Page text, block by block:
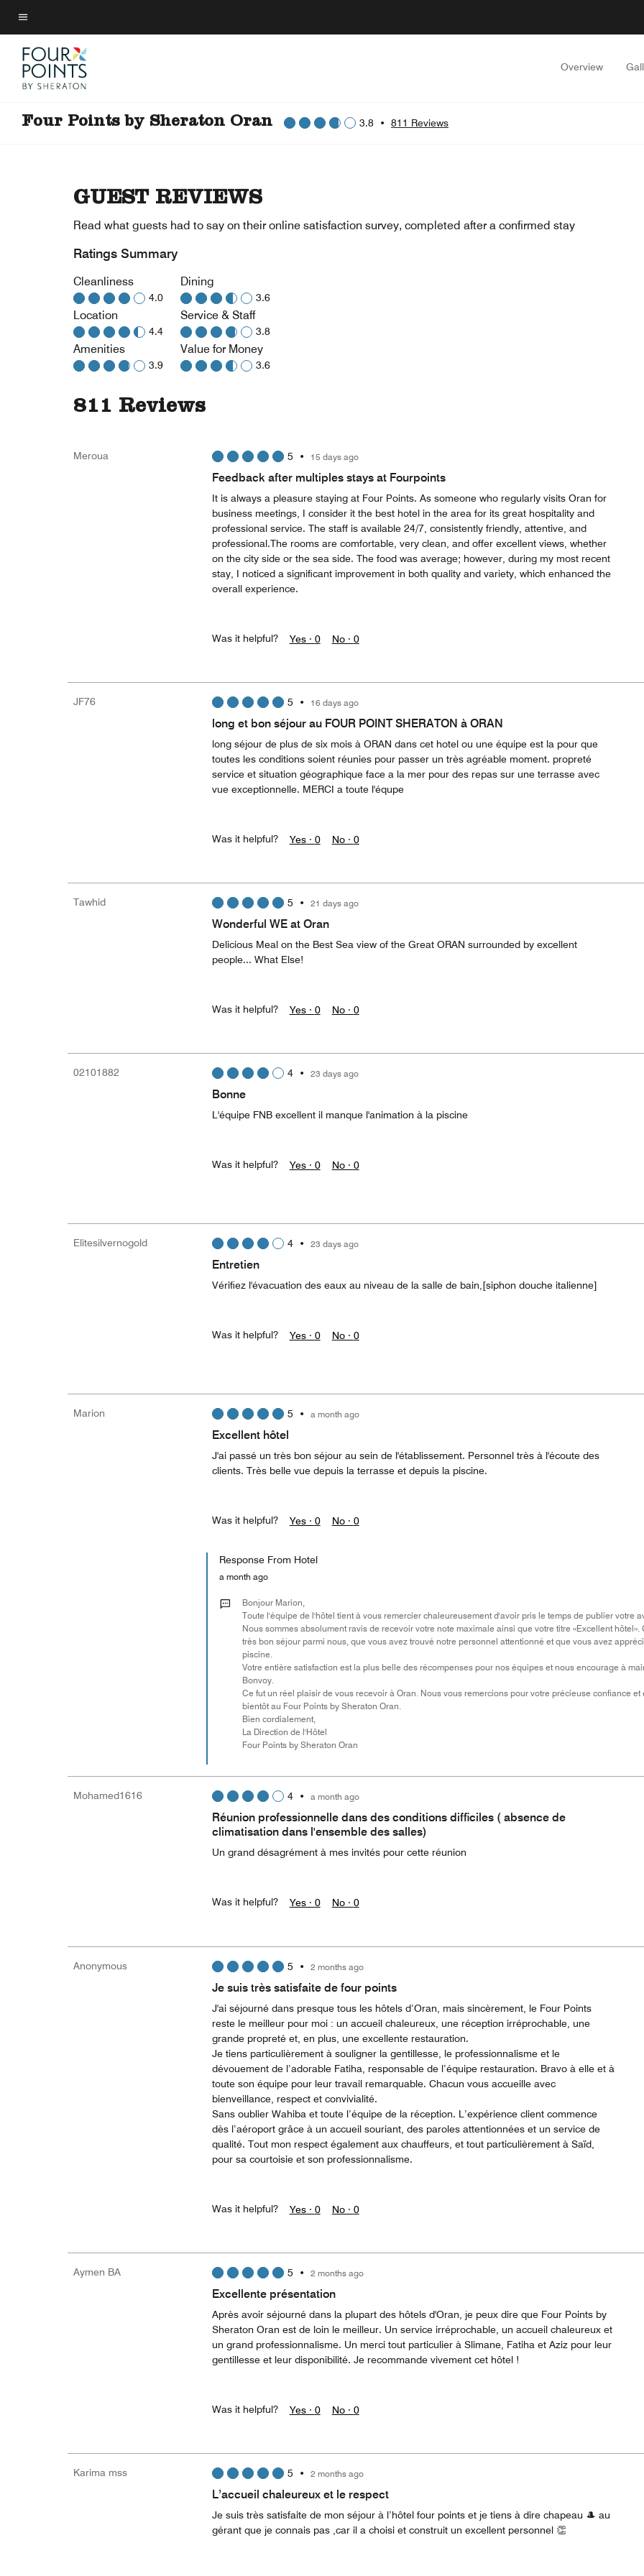
Skip
to
main
content
Menu text
Overview
Four Points by Sheraton Oran 3.8 • 811 Reviews
GUEST REVIEWS
Read what guests had to say on their online satisfaction survey, completed after a confirmed stay
Ratings Summary
Cleanliness
4.0
Location
4.4
Amenities
3.9
Dining
3.6
Service & Staff
3.8
Value for Money
3.6
811 Reviews
Meroua 5 • 15 days ago
Feedback after multiples stays at Fourpoints
It is always a pleasure staying at Four Points. As someone who regularly visits Oran for
business meetings, I consider it the best hotel in the area for its great hospitality and
professional service. The staff is available 24/7, consistently friendly, attentive, and
professional.The rooms are comfortable, very clean, and offer excellent views, whether
on the city side or the sea side. The food was average; however, during my most recent
stay, I noticed a significant improvement in both quality and variety, which enhanced the
overall experience.
Was it helpful? Yes · 0 No · 0
JF76 5 • 16 days ago
long et bon séjour au FOUR POINT SHERATON à ORAN
long séjour de plus de six mois à ORAN dans cet hotel ou une équipe est la pour que
toutes les conditions soient réunies pour passer un très agréable moment. propreté
service et situation géographique face a la mer pour des repas sur une terrasse avec
vue exceptionnelle. MERCI a toute l'équpe
Was it helpful? Yes · 0 No · 0
Tawhid 5 • 21 days ago
Wonderful WE at Oran
Delicious Meal on the Best Sea view of the Great ORAN surrounded by excellent
people... What Else!
Was it helpful? Yes · 0 No · 0
02101882 4• 23 days ago
Bonne
L'équipe FNB excellent il manque l'animation à la piscine
Was it helpful? Yes · 0 No · 0
Elitesilvernogold 4• 23 days ago
Entretien
Vérifiez l'évacuation des eaux au niveau de la salle de bain,[siphon douche italienne]
Was it helpful? Yes · 0 No · 0
Marion 5 • a month ago
Excellent hôtel
J'ai passé un très bon séjour au sein de l'établissement. Personnel très à l'écoute des
clients. Très belle vue depuis la terrasse et depuis la piscine.
Was it helpful? Yes · 0 No · 0
Response From Hotel
a month ago
Bonjour Marion,
Toute l'équipe de l'hôtel tient à vous remercier chaleureusement d'avoir pris le temps de publier votre
Nous sommes absolument ravis de recevoir votre note maximale ainsi que votre titre «Excellent
très bon séjour parmi nous, que vous avez trouvé notre personnel attentionné et que vous avez
piscine.
Votre entière satisfaction est la plus belle des récompenses pour nos équipes et nous encourage à
Bonvoy.
Ce fut un réel plaisir de vous recevoir à Oran. Nous vous remercions pour votre précieuse confiance
bientôt au Four Points by Sheraton Oran.
Bien cordialement,
La Direction de l'Hôtel
Four Points by Sheraton Oran
Mohamed1616 4• a month ago
Réunion professionnelle dans des conditions difficiles ( absence de
climatisation dans l'ensemble des salles)
Un grand désagrément à mes invités pour cette réunion
Was it helpful? Yes · 0 No · 0
Anonymous 5 • 2 months ago
Je suis très satisfaite de four points
J'ai séjourné dans presque tous les hôtels d’Oran, mais sincèrement, le Four Points
reste le meilleur pour moi : un accueil chaleureux, une réception irréprochable, une
grande propreté et, en plus, une excellente restauration.
Je tiens particulièrement à souligner la gentillesse, le professionnalisme et le
dévouement de l’adorable Fatiha, responsable de l’équipe restauration. Bravo à elle et à
toute son équipe pour leur travail remarquable. Chacun vous accueille avec
bienveillance, respect et convivialité.
Sans oublier Wahiba et toute l’équipe de la réception. L’expérience client commence
dès l’aéroport grâce à un accueil souriant, des paroles attentionnées et un service de
qualité. Tout mon respect également aux chauffeurs, et tout particulièrement à Saïd,
pour sa courtoisie et son professionnalisme.
Was it helpful? Yes · 0 No · 0
Aymen BA 5 • 2 months ago
Excellente présentation
Après avoir séjourné dans la plupart des hôtels d'Oran, je peux dire que Four Points by
Sheraton Oran est de loin le meilleur. Un service irréprochable, un accueil chaleureux et
un grand professionnalisme. Un merci tout particulier à Slimane, Fatiha et Aziz pour leur
gentillesse et leur disponibilité. Je recommande vivement cet hôtel !
Was it helpful? Yes · 0 No · 0
Karima mss 5 • 2 months ago
L’accueil chaleureux et le respect
Je suis très satisfaite de mon séjour à l’hôtel four points et je tiens à dire chapeau 🎩 au
gérant que je connais pas ,car il a choisi et construit un excellent personnel 👏